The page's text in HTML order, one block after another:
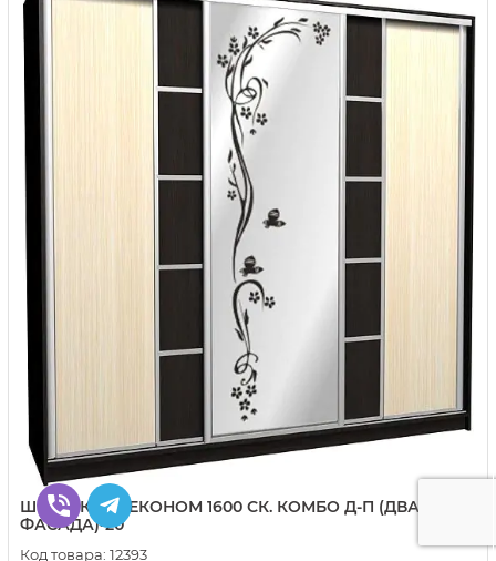
ШКАФ-КУПЕ ЕКОНОМ 1600 СК. КОМБО Д-П (ДВА
ФАСАДА)-20
Код товара: 12393